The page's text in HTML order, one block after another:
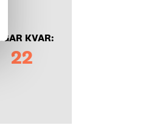
KVAR:
22